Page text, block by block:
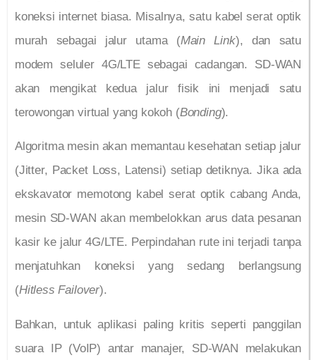
koneksi internet biasa. Misalnya, satu kabel serat optik
murah sebagai jalur utama (Main Link), dan satu
modem seluler 4G/LTE sebagai cadangan. SD-WAN
akan mengikat kedua jalur fisik ini menjadi satu
terowongan virtual yang kokoh (Bonding).
Algoritma mesin akan memantau kesehatan setiap jalur
(Jitter, Packet Loss, Latensi) setiap detiknya. Jika ada
ekskavator memotong kabel serat optik cabang Anda,
mesin SD-WAN akan membelokkan arus data pesanan
kasir ke jalur 4G/LTE. Perpindahan rute ini terjadi tanpa
menjatuhkan koneksi yang sedang berlangsung
(Hitless Failover).
Bahkan, untuk aplikasi paling kritis seperti panggilan
suara IP (VoIP) antar manajer, SD-WAN melakukan